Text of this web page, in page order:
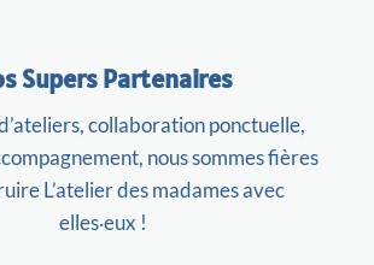
Supers Partenaires
collaboration ponctuelle,
nous sommes fières
L’atelier des madames avec
elles·eux !